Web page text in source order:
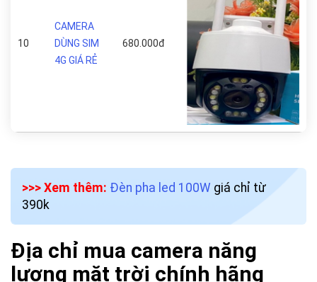
10
CAMERA
DÙNG SIM
4G GIÁ RẺ
680.000đ
>>> Xem thêm: Đèn pha led 100W giá chỉ từ
390k
Địa chỉ mua camera năng
lượng mặt trời chính hãng